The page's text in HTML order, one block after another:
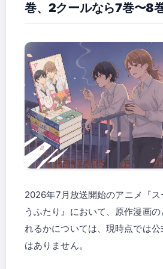
巻、2クールなら7巻〜8
2026年7月放送開始のアニメ『ス
うふたり』において、原作漫画
れるかについては、現時点では
はありません。